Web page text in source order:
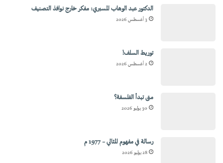
الدكتور عبد الوهاب المسيري: مفكر خارج نوافذ التصنيف
3 أغسطس 2026
توريط السلف!
2 أغسطس 2026
متى تبدأ الفلسفة؟
30 يوليو 2026
رسالة في مفهوم المثالي – 1977 م
28 يوليو 2026